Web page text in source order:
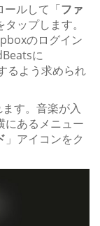
ールして「ファ
タップします。
のログイン
に
るよう求められ
す。音楽が入
にあるメニュー
」アイコンをク